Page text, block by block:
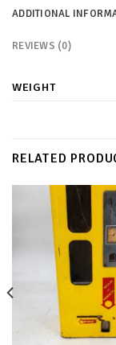
ADDITIONAL
REVIEWS (0)
WEIGHT
RELATED